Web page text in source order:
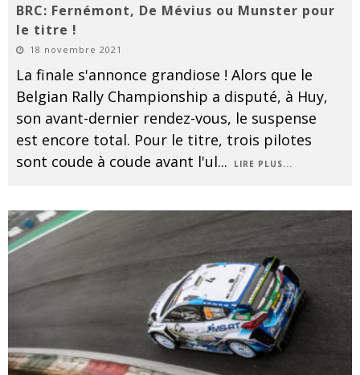
BRC: Fernémont, De Mévius ou Munster pour
le titre !
18 novembre 2021
La finale s'annonce grandiose ! Alors que le
Belgian Rally Championship a disputé, à Huy,
son avant-dernier rendez-vous, le suspense
est encore total. Pour le titre, trois pilotes
sont coude à coude avant l'ul... LIRE PLUS...